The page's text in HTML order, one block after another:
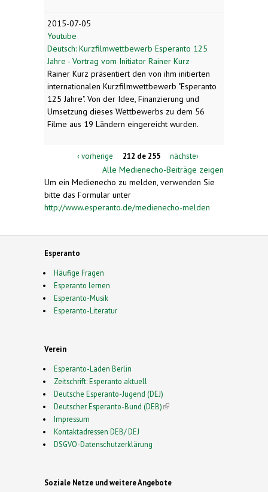
2015-07-05
Youtube
Deutsch: Kurzfilmwettbewerb Esperanto 125
Jahre - Vortrag vom Initiator Rainer Kurz
Rainer Kurz präsentiert den von ihm initierten
internationalen Kurzfilmwettbewerb "Esperanto
125 Jahre". Von der Idee, Finanzierung und
Umsetzung dieses Wettbewerbs zu dem 56
Filme aus 19 Ländern eingereicht wurden.
‹ vorherige 212 de 255 nächste›
Alle Medienecho-Beiträge zeigen
Um ein Medienecho zu melden, verwenden Sie
bitte das Formular unter
http://www.esperanto.de/medienecho-melden
Esperanto
Häufige Fragen
Esperanto lernen
Esperanto-Musik
Esperanto-Literatur
Verein
Esperanto-Laden Berlin
Zeitschrift: Esperanto aktuell
Deutsche Esperanto-Jugend (DEJ)
Deutscher Esperanto-Bund (DEB)(link is external)
Impressum
Kontaktadressen DEB/ DEJ
DSGVO-Datenschutzerklärung
Soziale Netze und weitere Angebote